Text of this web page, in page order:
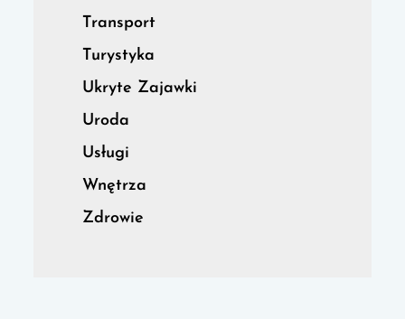
Transport
Turystyka
Ukryte Zajawki
Uroda
Usługi
Wnętrza
Zdrowie